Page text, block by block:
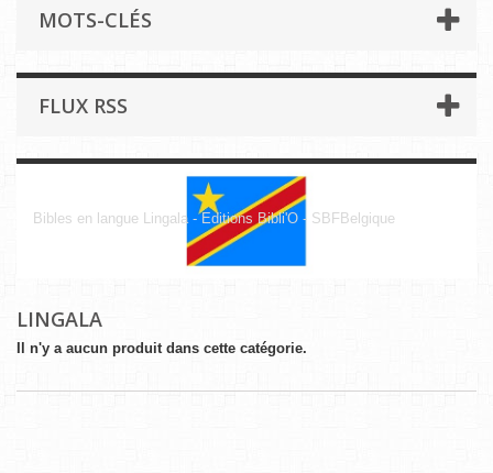
MOTS-CLÉS
FLUX RSS
Bibles en langue Lingala - Editions Bibli'O - SBFBelgique
LINGALA
Il n'y a aucun produit dans cette catégorie.